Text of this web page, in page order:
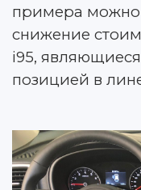
примера можно
снижение
i95,
позицией в